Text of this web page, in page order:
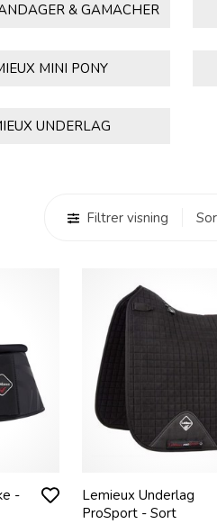
& GAMACHER
MINI PONY
UNDERLAG
Filtrer visning
-
Lemieux Underlag
ProSport - Sort